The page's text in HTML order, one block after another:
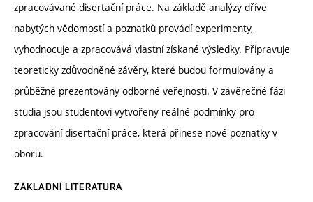
zpracovávané disertační práce. Na základě analýzy dříve
nabytých vědomostí a poznatků provádí experimenty,
vyhodnocuje a zpracovává vlastní získané výsledky. Připravuje
teoreticky zdůvodněné závěry, které budou formulovány a
průběžně prezentovány odborné veřejnosti. V závěrečné fázi
studia jsou studentovi vytvořeny reálné podmínky pro
zpracování disertační práce, která přinese nové poznatky v
oboru.
ZÁKLADNÍ LITERATURA